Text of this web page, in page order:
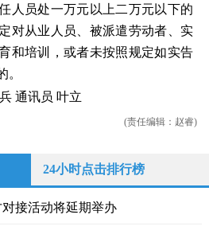
人员处一万元以上二万元以下的
对从业人员、被派遣劳动者、实
和培训，或者未按照规定如实告
。
通讯员 叶立
(责任编辑：赵睿)
24小时点击排行榜
接活动将延期举办